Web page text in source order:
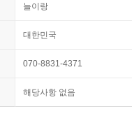
늘이랑
대한민국
070-8831-4371
해당사항 없음